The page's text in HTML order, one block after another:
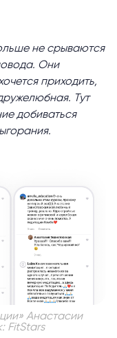
не срываются
Они
приходить,
Тут
добиваться
Анастасии
FitStars